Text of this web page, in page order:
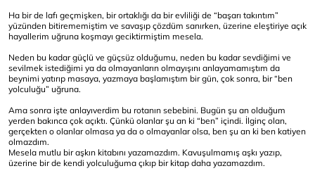
Ha bir de lafı geçmişken, bir ortaklığı da bir evliliği de “başarı takıntım”
yüzünden bitirememiştim ve savaşıp çözdüm sanırken, üzerine eleştiriye açık
hayallerim uğruna koşmayı geciktirmiştim mesela.
Neden bu kadar güçlü ve güçsüz olduğumu, neden bu kadar sevdiğimi ve
sevilmek istediğimi ya da olmayanların olmayışını anlayamamıştım da
beynimi yatırıp masaya, yazmaya başlamıştım bir gün, çok sonra, bir “ben
yolculuğu” uğruna.
Ama sonra işte anlayıverdim bu rotanın sebebini. Bugün şu an olduğum
yerden bakınca çok açıktı. Çünkü olanlar şu an ki “ben” içindi. İlginç olan,
gerçekten o olanlar olmasa ya da o olmayanlar olsa, ben şu an ki ben katiyen
olmazdım.
Mesela mutlu bir aşkın kitabını yazamazdım. Kavuşulmamış aşkı yazıp,
üzerine bir de kendi yolculuğuma çıkıp bir kitap daha yazamazdım.